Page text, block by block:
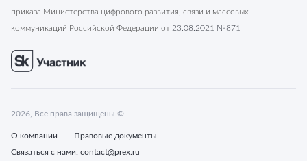
приказа Министерства цифрового развития, связи и массовых
коммуникаций Российской Федерации от 23.08.2021 №871
2026 , Все права защищены ©
О компании
Правовые документы
Связаться с нами: contact@prex.ru